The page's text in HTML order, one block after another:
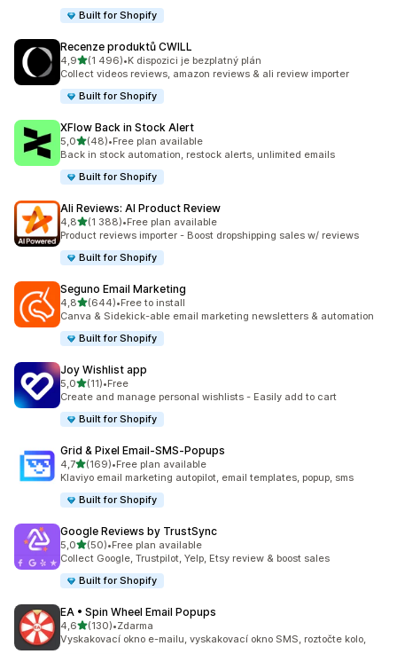
Built for Shopify
Recenze produktů CWILL
4,9z 5 hvězd
(1 496)
Celkový počet recenzí: 1496
•K dispozici je bezplatný plán
Collect videos reviews, amazon reviews & ali review importer
Built for Shopify
XFlow Back in Stock Alert
5,0z 5 hvězd
(48)
Celkový počet recenzí: 48
•Free plan available
Back in stock automation, restock alerts, unlimited emails
Built for Shopify
Ali Reviews: AI Product Review
4,8z 5 hvězd
(1 388)
Celkový počet recenzí: 1388
•Free plan available
Product reviews importer - Boost dropshipping sales w/ reviews
Built for Shopify
Seguno Email Marketing
4,8z 5 hvězd
(644)
Celkový počet recenzí: 644
•Free to install
Canva & Sidekick-able email marketing newsletters & automation
Built for Shopify
Joy Wishlist app
5,0z 5 hvězd
(11)
Celkový počet recenzí: 11
•Free
Create and manage personal wishlists - Easily add to cart
Built for Shopify
Grid & Pixel Email‑SMS‑Popups
4,7z 5 hvězd
(169)
Celkový počet recenzí: 169
•Free plan available
Klaviyo email marketing autopilot, email templates, popup, sms
Built for Shopify
Google Reviews by TrustSync
5,0z 5 hvězd
(50)
Celkový počet recenzí: 50
•Free plan available
Collect Google, Trustpilot, Yelp, Etsy review & boost sales
Built for Shopify
EA • Spin Wheel Email Popups
4,6z 5 hvězd
(130)
Celkový počet recenzí: 130
•Zdarma
Vyskakovací okno e-mailu, vyskakovací okno SMS, roztočte kolo,